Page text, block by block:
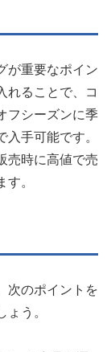
が重要なポイン
れることで、コ
フシーズンに季
手可能です。
売時に高値で売
。
次のポイントを
う。